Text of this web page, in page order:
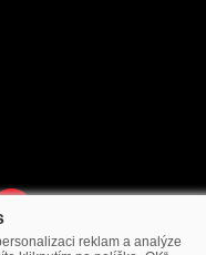
reklam a analýze